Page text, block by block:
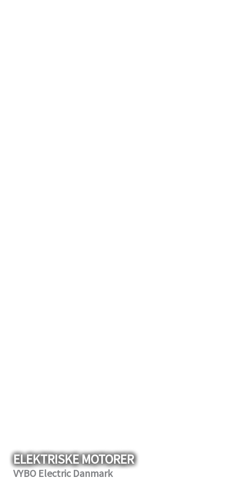
ELEKTRISKE MOTORER
VYBO Electric Danmark